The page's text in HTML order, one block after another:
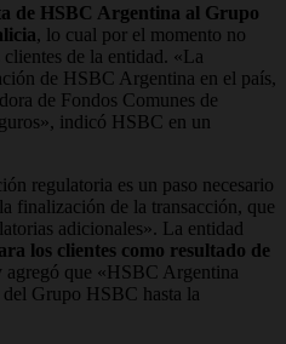
de HSBC Argentina al Grupo
, lo cual por el momento no
de la entidad. «La
de HSBC Argentina en el país,
de Fondos Comunes de
indicó HSBC en un
regulatoria es un paso necesario
finalización de la transacción, que
adicionales». La entidad
los clientes como resultado de
agregó que «HSBC Argentina
Grupo HSBC hasta la